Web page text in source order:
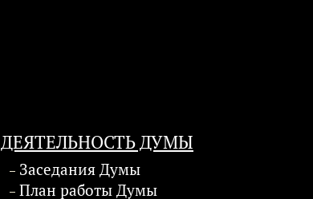
ДЕЯТЕЛЬНОСТЬ ДУМЫ
Заседания Думы
План работы Думы